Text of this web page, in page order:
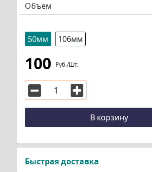
Объем
50мм 106мм
100 Руб./шт.
В корзину
Быстрая доставка